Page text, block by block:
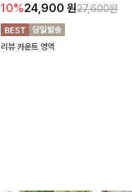
10%24,900 원27,600원
리뷰 카운트 영역